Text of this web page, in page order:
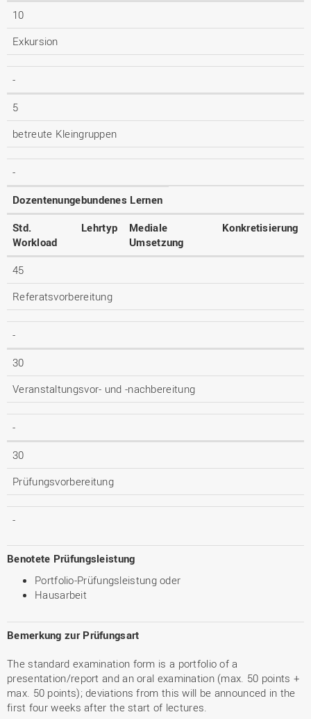
10
Exkursion
-
5
betreute Kleingruppen
-
Dozentenungebundenes Lernen
Std.
Workload
Lehrtyp
Mediale
Umsetzung
Konkretisierung
45
Referatsvorbereitung
-
30
Veranstaltungsvor- und -nachbereitung
-
30
Prüfungsvorbereitung
-
Benotete Prüfungsleistung
Portfolio-Prüfungsleistung oder
Hausarbeit
Bemerkung zur Prüfungsart
The standard examination form is a portfolio of a
presentation/report and an oral examination (max. 50 points +
max. 50 points); deviations from this will be announced in the
first four weeks after the start of lectures.